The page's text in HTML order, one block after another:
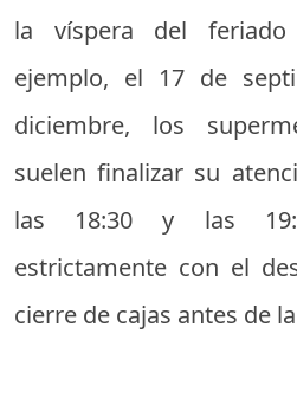
la víspera del feriado
ejemplo, el 17 de
diciembre, los
suelen finalizar su
las 18:30 y las
estrictamente con el
cierre de cajas antes de